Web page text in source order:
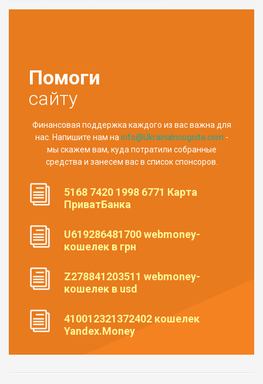
Помоги
сайту
Финансовая поддержка каждого из вас важна для
нас. Напишите нам на info@UkrainaIncognita.com -
мы скажем вам, куда потратили собранные
средства и занесем вас в список спонсоров.
5168 7420 1998 6771 Карта
ПриватБанка
U619286481700 webmoney-
кошелек в грн
Z278841203511 webmoney-
кошелек в usd
410012321372402 кошелек
Yandex.Money